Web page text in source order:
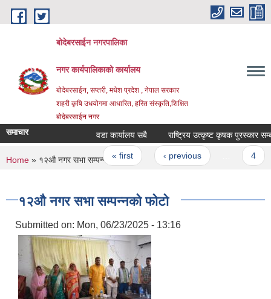
Skip to main content
बोदेबरसाईन नगरपालिका
नगर कार्यपालिकाको कार्यालय
बोदेबरसाईन, सप्तरी, मधेश प्रदेश , नेपाल सरकार
शहरी कृषि उधयोगमा आधारित, हरित संस्कृति,शिक्षित
बोदेबरसाईन नगर
समाचार वडा कार्यालय सबै राष्ट्रिय उत्कृष्ट कृषक पुरस्कार
Pages
« first ‹ previous
You are here
Home » १२औ नगर सभा सम्पन्नको फोटो
१२औ नगर सभा सम्पन्नको फोटो
Submitted on: Mon, 06/23/2025 - 13:16